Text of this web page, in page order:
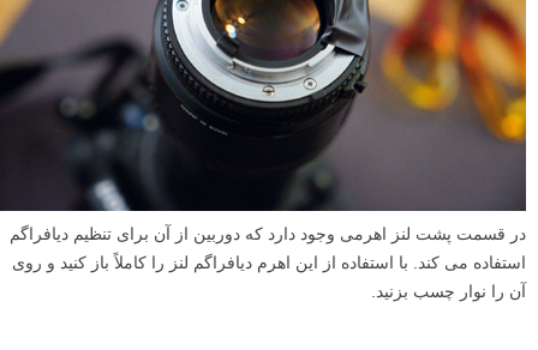
در قسمت پشت لنز اهرمی وجود دارد که دوربین از آن برای تنظیم دیافراگم
استفاده می کند. با استفاده از این اهرم دیافراگم لنز را کاملاً باز کنید و روی
آن را نوار چسب بزنید.